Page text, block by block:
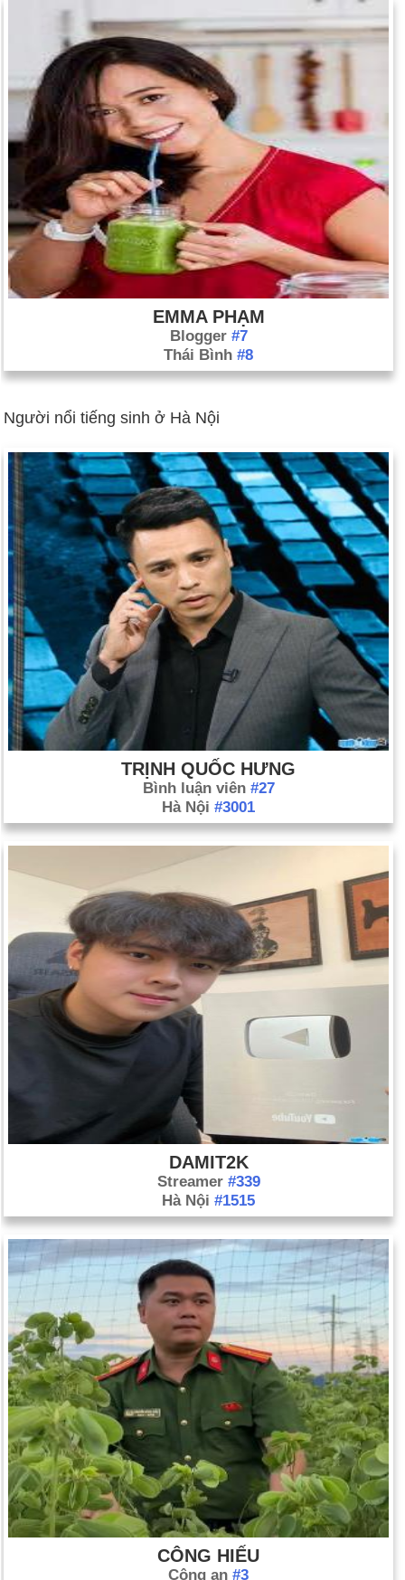
EMMA PHẠM
Blogger #7
Thái Bình #8
Người nổi tiếng sinh ở Hà Nội
TRỊNH QUỐC HƯNG
Bình luận viên #27
Hà Nội #3001
DAMIT2K
Streamer #339
Hà Nội #1515
CÔNG HIẾU
Công an #3